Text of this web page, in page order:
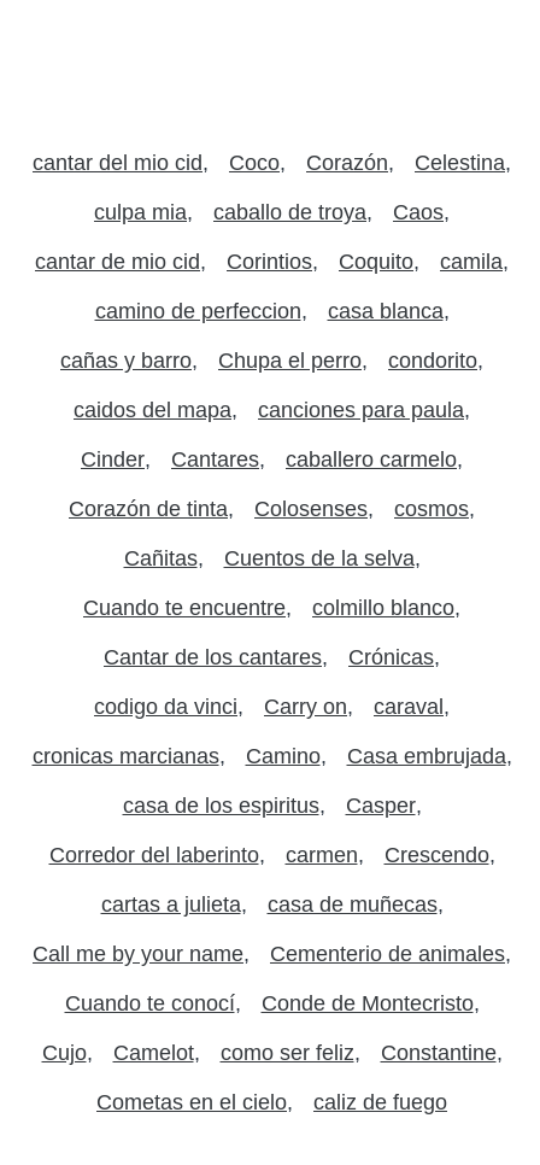
cantar del mio cid Coco Corazón Celestina
culpa mia caballo de troya Caos
cantar de mio cid Corintios Coquito camila
camino de perfeccion casa blanca
cañas y barro Chupa el perro condorito
caidos del mapa canciones para paula
Cinder Cantares caballero carmelo
Corazón de tinta Colosenses cosmos
Cañitas Cuentos de la selva
Cuando te encuentre colmillo blanco
Cantar de los cantares Crónicas
codigo da vinci Carry on caraval
cronicas marcianas Camino Casa embrujada
casa de los espiritus Casper
Corredor del laberinto carmen Crescendo
cartas a julieta casa de muñecas
Call me by your name Cementerio de animales
Cuando te conocí Conde de Montecristo
Cujo Camelot como ser feliz Constantine
Cometas en el cielo caliz de fuego